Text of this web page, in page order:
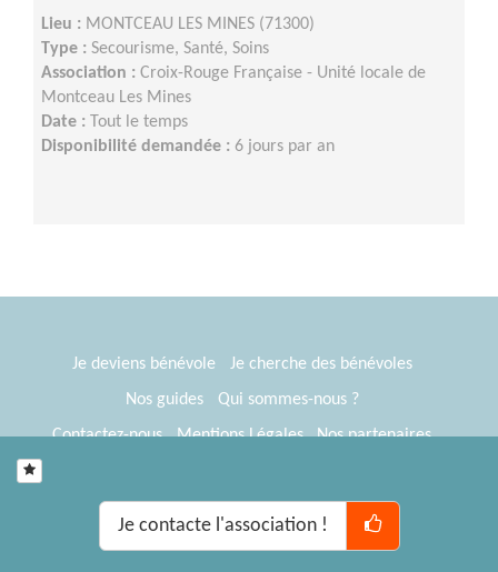
Lieu : MONTCEAU LES MINES (71300)
Type : Secourisme, Santé, Soins
Association : Croix-Rouge Française - Unité locale de
Montceau Les Mines
Date : Tout le temps
Disponibilité demandée : 6 jours par an
Je contacte l'association !
Je deviens bénévole
Je cherche des bénévoles
Nos guides
Qui sommes-nous ?
Contactez-nous
Mentions Légales
Nos partenaires
® Tous Bénévoles 2012-2026
Webkast